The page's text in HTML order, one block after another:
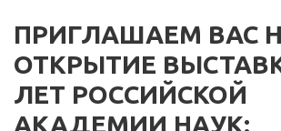
ПРИГЛАШАЕМ ВАС
ОТКРЫТИЕ
ЛЕТ РОССИЙСКОЙ
АКАДЕМИИ НАУК: